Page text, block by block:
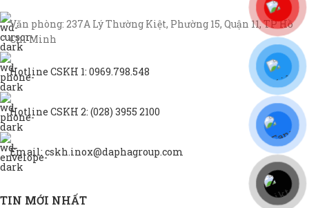
Văn phòng: 237A Lý Thường Kiệt, Phường 15, Quận 11, TP Hồ
Chí Minh
Hotline CSKH 1: 0969.798.548
Hotline CSKH 2: (028) 3955 2100
Email: cskh.inox@daphagroup.com
TIN MỚI NHẤT